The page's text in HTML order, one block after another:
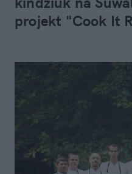
projekt "Cook It